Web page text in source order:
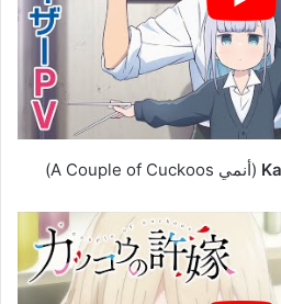
(أنمي A Couple of Cuckoos)